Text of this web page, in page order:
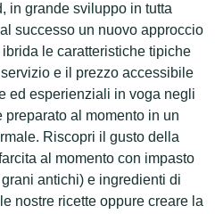
in grande sviluppo in tutta
successo un nuovo approccio
le caratteristiche tipiche
e il prezzo accessibile
ed esperienziali in voga negli
al momento in un
Riscopri il gusto della
al momento con impasto
antichi) e ingredienti di
nostre ricette oppure creare la